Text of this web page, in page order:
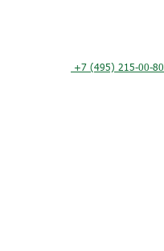
+7 (495) 215-00-80